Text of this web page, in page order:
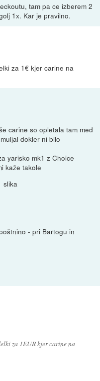
tam pa ce izberem 2
1x. Kar je pravilno.
za 1€ kjer carine na
carine so opletala tam med
dokler ni bilo
yarisko mk1 z Choice
kaže takole
slika
- pri Bartogu in
za 1EUR kjer carine na